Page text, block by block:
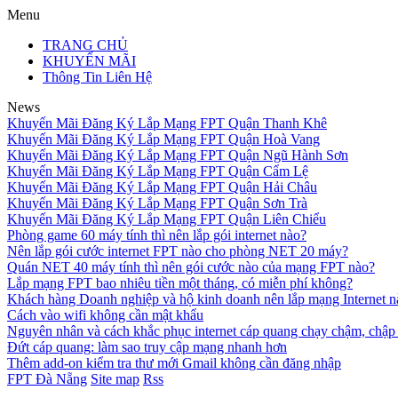
Menu
TRANG CHỦ
KHUYẾN MÃI
Thông Tin Liên Hệ
News
Khuyến Mãi Đăng Ký Lắp Mạng FPT Quận Thanh Khê
Khuyến Mãi Đăng Ký Lắp Mạng FPT Quận Hoà Vang
Khuyến Mãi Đăng Ký Lắp Mạng FPT Quận Ngũ Hành Sơn
Khuyến Mãi Đăng Ký Lắp Mạng FPT Quận Cẩm Lệ
Khuyến Mãi Đăng Ký Lắp Mạng FPT Quận Hải Châu
Khuyến Mãi Đăng Ký Lắp Mạng FPT Quận Sơn Trà
Khuyến Mãi Đăng Ký Lắp Mạng FPT Quận Liên Chiểu
Phòng game 60 máy tính thì nên lắp gói internet nào?
Nên lắp gói cước internet FPT nào cho phòng NET 20 máy?
Quán NET 40 máy tính thì nên gói cước nào của mạng FPT nào?
Lắp mạng FPT bao nhiêu tiền một tháng, có miễn phí không?
Khách hàng Doanh nghiệp và hộ kinh doanh nên lắp mạng Internet
Cách vào wifi không cần mật khẩu
Nguyên nhân và cách khắc phục internet cáp quang chạy chậm,
Đứt cáp quang: làm sao truy cập mạng nhanh hơn
Thêm add-on kiểm tra thư mới Gmail không cần đăng nhập
FPT Đà Nẵng Site map Rss